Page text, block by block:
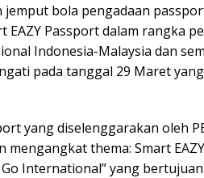
jemput bola pengadaan
EAZY Passport dalam rangka
Indonesia-Malaysia dan
pada tanggal 29 Maret
yang diselenggarakan oleh
mengangkat thema: Smart
International” yang